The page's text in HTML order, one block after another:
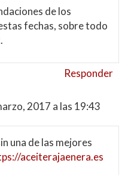
de los
fechas, sobre todo
Responder
2017 a las 19:43
una de las mejores
aceiterajaenera.es